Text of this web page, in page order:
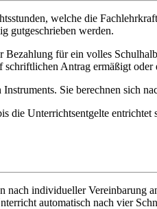
welche die
gutgeschrieben werden.
für ein volles
Antrag ermäßigt oder
Sie berechnen sich
die Unterrichtsentgelte entrichtet
individueller Vereinbarung
automatisch nach vier